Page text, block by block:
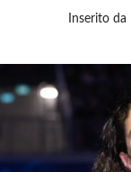
Inserito da